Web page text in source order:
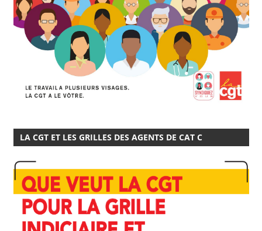
LA CGT ET LES GRILLES DES AGENTS DE CAT C